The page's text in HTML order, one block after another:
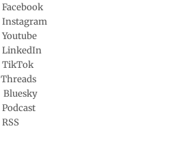
Facebook
Instagram
Youtube
LinkedIn
TikTok
Threads
Bluesky
Podcast
RSS